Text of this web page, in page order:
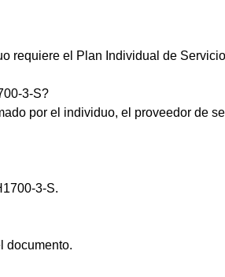
requiere el Plan Individual de
3-S?
por el individuo, el proveedor de
3-S.
documento.